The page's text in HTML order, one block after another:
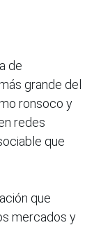
de
grande del
ronsoco y
redes
que
que
mercados y